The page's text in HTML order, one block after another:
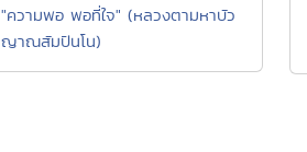
"ความพอ พอที่ใจ" (หลวงตามหาบัว
ญาณสัมปันโน)